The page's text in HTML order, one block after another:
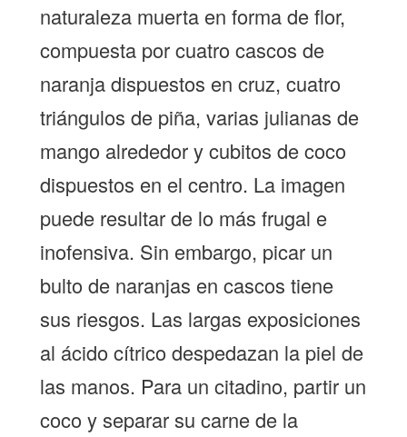
naturaleza muerta en forma de flor,
compuesta por cuatro cascos de
naranja dispuestos en cruz, cuatro
triángulos de piña, varias julianas de
mango alrededor y cubitos de coco
dispuestos en el centro. La imagen
puede resultar de lo más frugal e
inofensiva. Sin embargo, picar un
bulto de naranjas en cascos tiene
sus riesgos. Las largas exposiciones
al ácido cítrico despedazan la piel de
las manos. Para un citadino, partir un
coco y separar su carne de la